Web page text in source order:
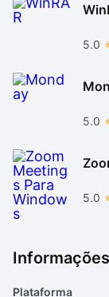
5.0
5.0
5.0
Plataforma